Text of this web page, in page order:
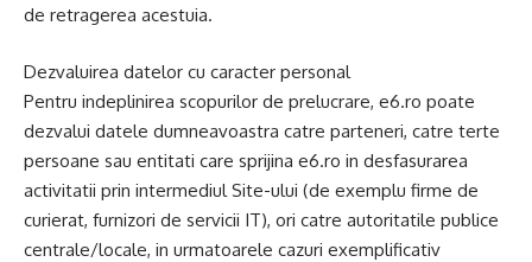
de retragerea acestuia.
Dezvaluirea datelor cu caracter personal
Pentru indeplinirea scopurilor de prelucrare, e6.ro poate
dezvalui datele dumneavoastra catre parteneri, catre terte
persoane sau entitati care sprijina e6.ro in desfasurarea
activitatii prin intermediul Site-ului (de exemplu firme de
curierat, furnizori de servicii IT), ori catre autoritatile publice
centrale/locale, in urmatoarele cazuri exemplificativ